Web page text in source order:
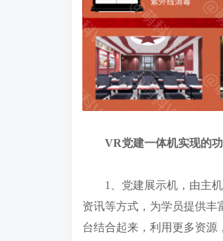
VR党建一体机实现的
1、党建展示机，由主机
资讯等方式，为学员提供丰
台结合起来，利用更多资源